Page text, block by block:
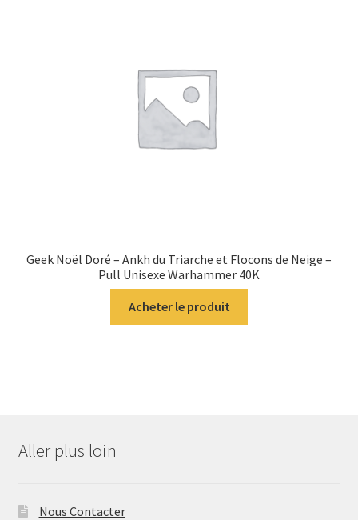
Geek Noël Doré – Ankh du Triarche et Flocons de Neige –
Pull Unisexe Warhammer 40K
Acheter le produit
Aller plus loin
Nous Contacter